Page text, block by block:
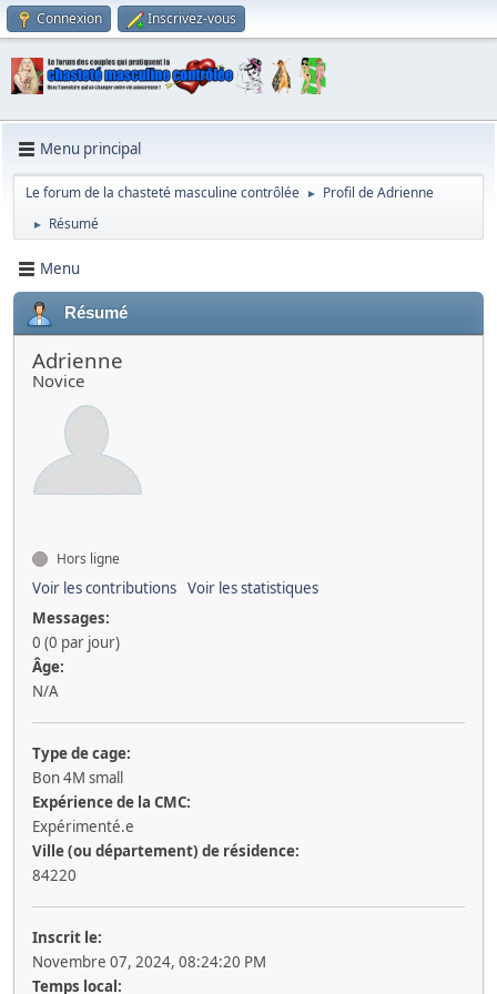
Connexion Inscrivez-vous
Menu principal
Le forum de la chasteté masculine contrôlée ► Profil de Adrienne
► Résumé
Menu
Résumé
Adrienne
Novice
Hors ligne
Voir les contributions Voir les statistiques
Messages:
0 (0 par jour)
Âge:
N/A
Type de cage:
Bon 4M small
Expérience de la CMC:
Expérimenté.e
Ville (ou département) de résidence:
84220
Inscrit le:
Novembre 07, 2024, 08:24:20 PM
Temps local: